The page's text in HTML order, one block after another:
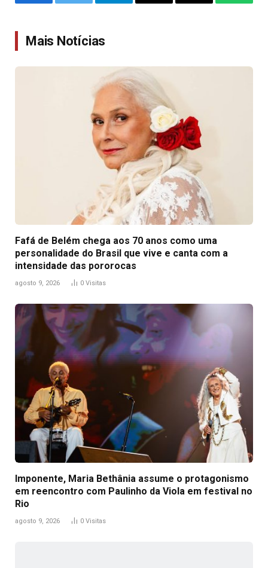
FacebookTwitter TelegramEmail
Copy
Mais Notícias
Fafá de Belém chega aos 70 anos como uma
personalidade do Brasil que vive e canta com a
intensidade das pororocas
agosto 9, 2026 0 Visitas
Imponente, Maria Bethânia assume o protagonismo
em reencontro com Paulinho da Viola em festival no
Rio
agosto 9, 2026 0 Visitas